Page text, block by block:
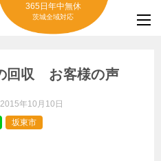
365日年中無休
茨城全域対応
回収 お客様の声
2015年10月10日
坂東市